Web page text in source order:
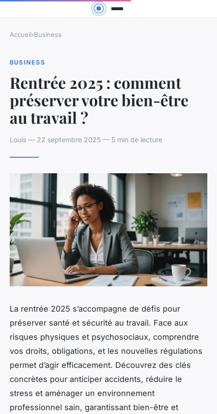
Accueil›Business
BUSINESS
Rentrée 2025 : comment
préserver votre bien-être
au travail ?
Louis — 22 septembre 2025 — 5 min de lecture
La rentrée 2025 s’accompagne de défis pour
préserver santé et sécurité au travail. Face aux
risques physiques et psychosociaux, comprendre
vos droits, obligations, et les nouvelles régulations
permet d’agir efficacement. Découvrez des clés
concrètes pour anticiper accidents, réduire le
stress et aménager un environnement
professionnel sain, garantissant bien-être et